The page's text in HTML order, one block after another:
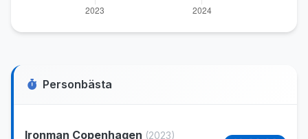
Personbästa
Ironman Copenhagen (2023)